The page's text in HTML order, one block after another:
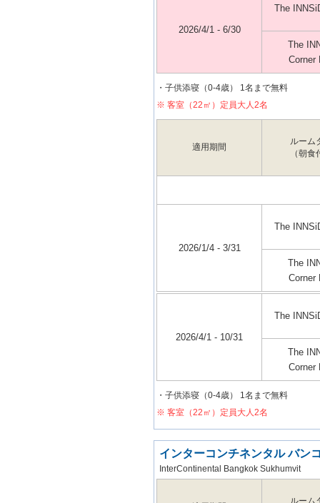
2026/4/1 - 6/30
The
The
Corner
・子供添寝（0-4歳） 1名まで無料
※ 客室（22㎡）定員大人2名
適用期間
ルーム
（朝
2026/1/4 - 3/31
The
The
Corner
2026/4/1 - 10/31
The
The
Corner
・子供添寝（0-4歳） 1名まで無料
※ 客室（22㎡）定員大人2名
インターコンチネンタル バン
InterContinental Bangkok Sukhumvit
ルーム